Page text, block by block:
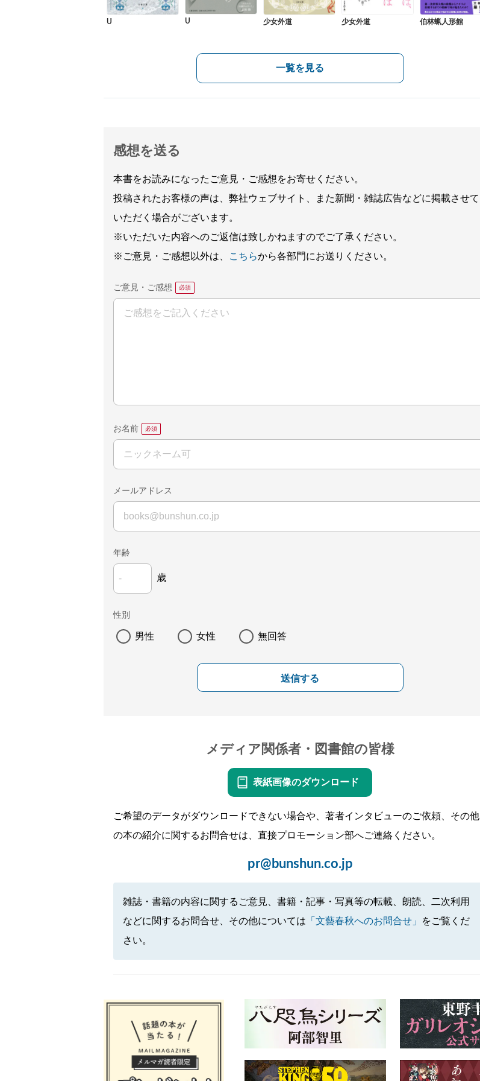
U U 少女外道 少女外道 伯林蝋人形館
一覧を見る
感想を送る
本書をお読みになったご意見・ご感想をお寄せください。
投稿されたお客様の声は、弊社ウェブサイト、また新聞・雑誌広告などに掲載させて
いただく場合がございます。
※いただいた内容へのご返信は致しかねますのでご了承ください。
※ご意見・ご感想以外は、
こちらから各部門にお送りください。
ご意見・ご感想
お名前
メールアドレス
年齢
歳
性別
男性 女性 無回答
送信する
メディア関係者・図書館の皆様
表紙画像のダウンロード
ご希望のデータがダウンロードできない場合や、著者インタビューのご依頼、その他
の本の紹介に関するお問合せは、直接プロモーション部へご連絡ください。
pr@bunshun.co.jp
雑誌・書籍の内容に関するご意見、書籍・記事・写真等の転載、朗読、二次利用
などに関するお問合せ、その他については 「文藝春秋へのお問合せ」
をご覧くだ
さい。